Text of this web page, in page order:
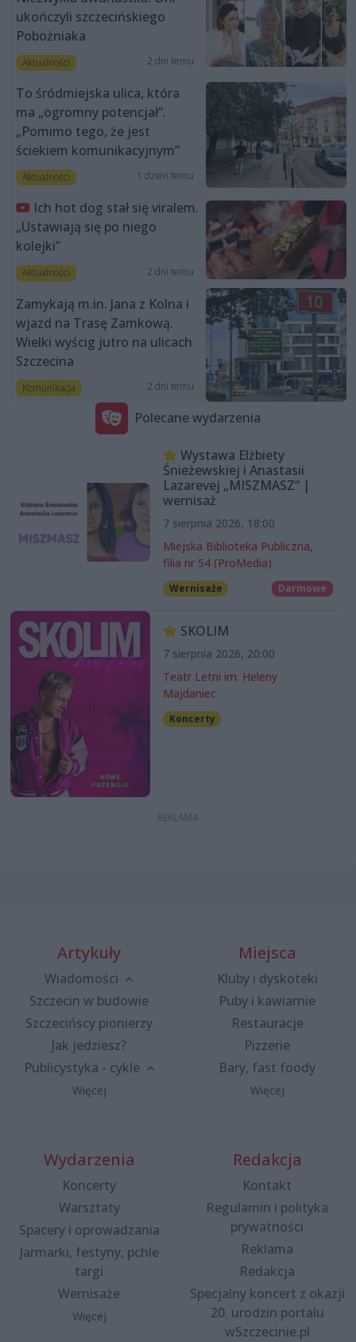
ukończyli szczecińskiego
Pobożniaka
Aktualności 2 dni temu
To śródmiejska ulica, która
ma „ogromny potencjał”.
„Pomimo tego, że jest
ściekiem komunikacyjnym”
Aktualności 1 dzień temu
Ich hot dog stał się viralem.
„Ustawiają się po niego
kolejki”
Aktualności 2 dni temu
Zamykają m.in. Jana z Kolna i
wjazd na Trasę Zamkową.
Wielki wyścig jutro na ulicach
Szczecina
Komunikacja 2 dni temu
Polecane wydarzenia
Wystawa Elżbiety
Śnieżewskiej i Anastasii
Lazarevej „MISZMASZ” |
wernisaż
7 sierpnia 2026, 18:00
Miejska Biblioteka Publiczna,
filia nr 54 (ProMedia)
Wernisaże Darmowe
SKOLIM
7 sierpnia 2026, 20:00
Teatr Letni im. Heleny
Majdaniec
Koncerty
Artykuły
Wiadomości
Szczecin w budowie
Szczecińscy pionierzy
Jak jedziesz?
Publicystyka - cykle
Więcej
Miejsca
Kluby i dyskoteki
Puby i kawiarnie
Restauracje
Pizzerie
Bary, fast foody
Więcej
Wydarzenia
Koncerty
Warsztaty
Spacery i oprowadzania
Jarmarki, festyny, pchle
targi
Wernisaże
Więcej
Redakcja
Kontakt
Regulamin i polityka
prywatności
Reklama
Redakcja
Specjalny koncert z okazji
20. urodzin portalu
wSzczecinie.pl